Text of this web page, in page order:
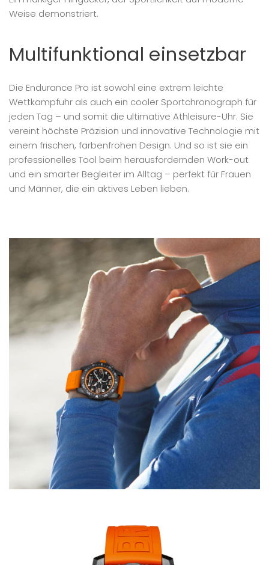
Weise demonstriert.
Multifunktional einsetzbar
Die Endurance Pro ist sowohl eine extrem leichte
Wettkampfuhr als auch ein cooler Sportchronograph für
jeden Tag – und somit die ultimative Athleisure-Uhr. Sie
vereint höchste Präzision und innovative Technologie mit
einem frischen, farbenfrohen Design. Und so ist sie ein
professionelles Tool beim herausfordernden Work-out
und ein smarter Begleiter im Alltag – perfekt für Frauen
und Männer, die ein aktives Leben lieben.